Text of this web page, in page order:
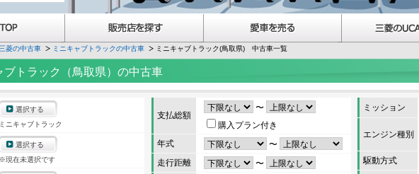
三菱の中古車 ミニキャブトラックの中古車 ミニキャブトラック(鳥取県) 中古車一覧
ブトラック（鳥取県）の中古車
選択する
ミニキャブトラック
選択する
※現在未選択です
支払総額
〜
購入プラン付き
年式
〜
走行距離
〜
ミッション
エンジン種別
駆動方式